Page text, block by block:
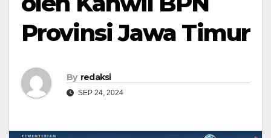
Provinsi Jawa Timur
By redaksi
SEP 24, 2024